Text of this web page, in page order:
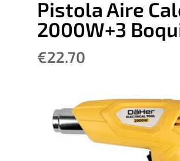
Pistola Aire
2000W+3
€22.70